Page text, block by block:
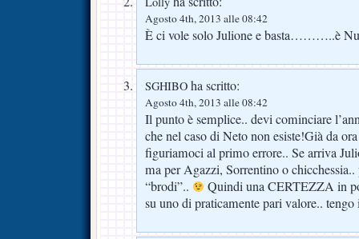
Agosto 4th, 2013 alle 08:42
È ci vole solo Julione e basta………..è
SGHIBO ha scritto:
Agosto 4th, 2013 alle 08:42
Il punto è semplice.. devi cominciare
che nel caso di Neto non esiste!Già da
figuriamoci al primo errore.. Se arriva
ma per Agazzi, Sorrentino o
“brodi”..
Quindi una CERTEZZA in
su uno di praticamente pari valore..